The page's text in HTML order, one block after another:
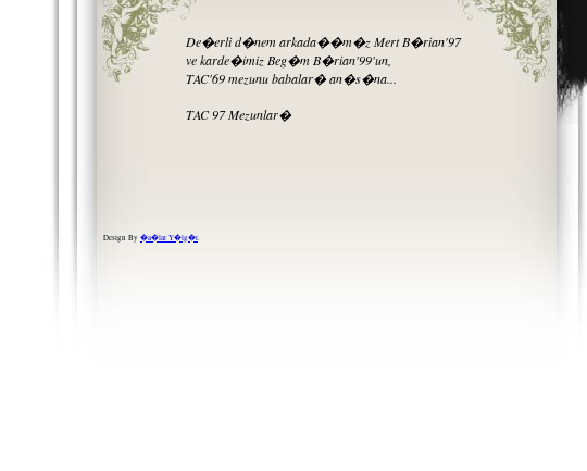
De�erli d�nem arkada��m�z Mert B�rian'97
ve karde�imiz Beg�m B�rian'99'un,
TAC'69 mezunu babalar� an�s�na...
TAC 97 Mezunlar�
Design By �a�lar Y�lg�r.